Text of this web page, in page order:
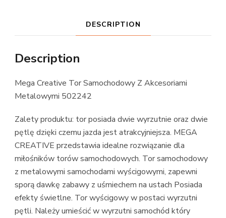
DESCRIPTION
Description
Mega Creative Tor Samochodowy Z Akcesoriami
Metalowymi 502242
Zalety produktu: tor posiada dwie wyrzutnie oraz dwie
pętlę dzięki czemu jazda jest atrakcyjniejsza. MEGA
CREATIVE przedstawia idealne rozwiązanie dla
miłośników torów samochodowych. Tor samochodowy
z metalowymi samochodami wyścigowymi, zapewni
sporą dawkę zabawy z uśmiechem na ustach Posiada
efekty świetlne. Tor wyścigowy w postaci wyrzutni
pętli. Należy umieścić w wyrzutni samochód który